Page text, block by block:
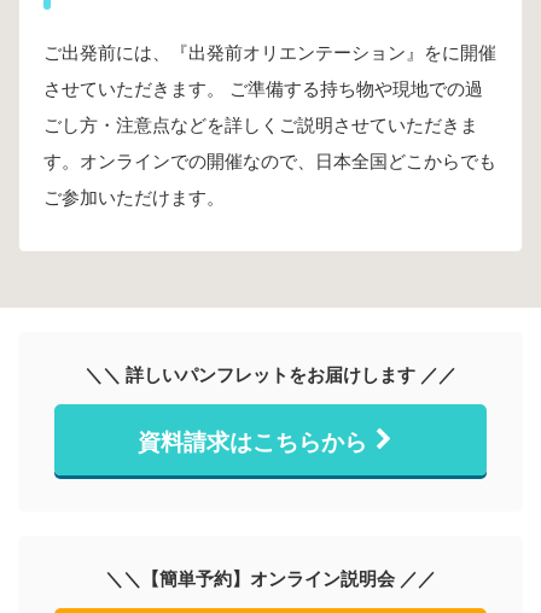
ご出発前には、『出発前オリエンテーション』をに開催
させていただきます。 ご準備する持ち物や現地での過
ごし方・注意点などを詳しくご説明させていただきま
す。オンラインでの開催なので、日本全国どこからでも
ご参加いただけます。
＼＼ 詳しいパンフレットをお届けします ／／
資料請求はこちらから
＼＼【簡単予約】オンライン説明会 ／／